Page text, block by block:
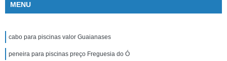
MENU
cabo para piscinas valor Guaianases
peneira para piscinas preço Freguesia do Ó